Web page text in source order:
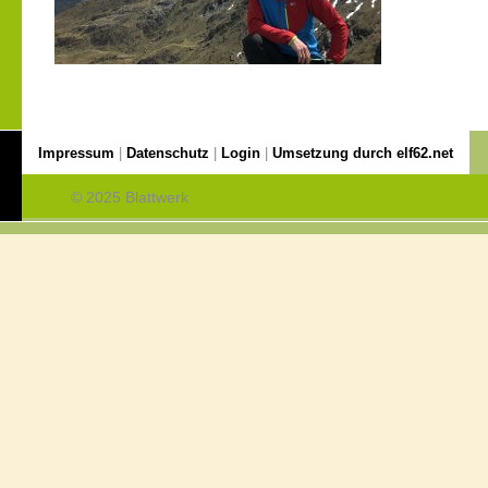
Impressum Datenschutz Login Umsetzung durch elf62.net
© 2025 Blattwerk